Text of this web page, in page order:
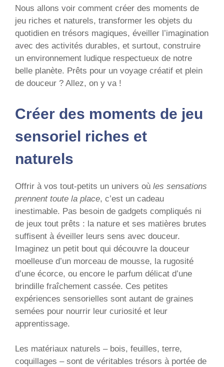
Nous allons voir comment créer des moments de
jeu riches et naturels, transformer les objets du
quotidien en trésors magiques, éveiller l’imagination
avec des activités durables, et surtout, construire
un environnement ludique respectueux de notre
belle planète. Prêts pour un voyage créatif et plein
de douceur ? Allez, on y va !
Créer des moments de jeu
sensoriel riches et
naturels
Offrir à vos tout-petits un univers où les sensations
prennent toute la place, c’est un cadeau
inestimable. Pas besoin de gadgets compliqués ni
de jeux tout prêts : la nature et ses matières brutes
suffisent à éveiller leurs sens avec douceur.
Imaginez un petit bout qui découvre la douceur
moelleuse d’un morceau de mousse, la rugosité
d’une écorce, ou encore le parfum délicat d’une
brindille fraîchement cassée. Ces petites
expériences sensorielles sont autant de graines
semées pour nourrir leur curiosité et leur
apprentissage.
Les matériaux naturels – bois, feuilles, terre,
coquillages – sont de véritables trésors à portée de